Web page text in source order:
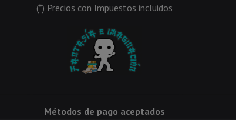
(*) Precios con Impuestos incluidos
Métodos de pago aceptados